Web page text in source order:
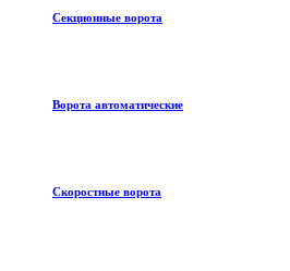
Секционные ворота
Ворота автоматические
Скоростные ворота